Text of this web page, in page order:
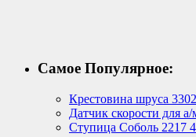
Самое Популярное:
Крестовина шруса
Датчик скорости для
Ступица Соболь 2217